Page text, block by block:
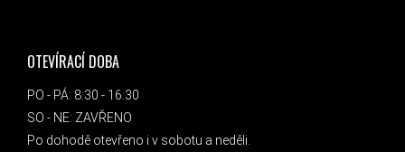
OTEVÍRACÍ DOBA
PO - PÁ: 8:30 - 16:30
SO - NE: ZAVŘENO
Po dohodě otevřeno i v sobotu a neděli.